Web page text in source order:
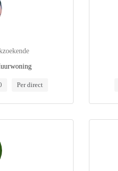
Per direct